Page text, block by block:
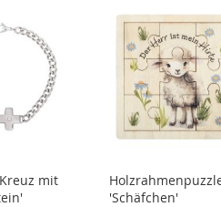
mit
'Schäfchen'